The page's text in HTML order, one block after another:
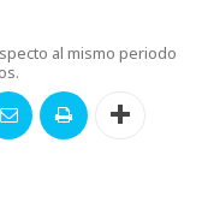
al mismo periodo